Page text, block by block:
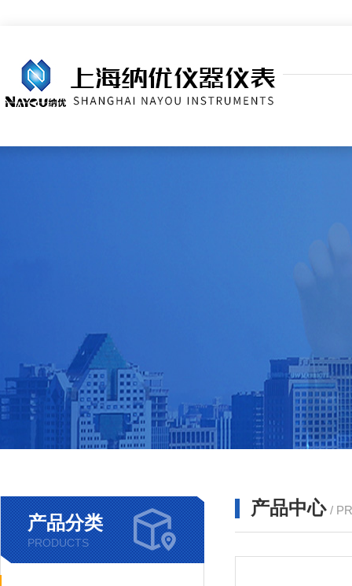
产品分类
PRODUCTS
产品中心 /